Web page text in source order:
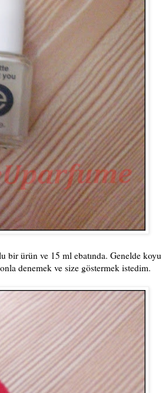
bir ürün ve 15 ml ebatında. Genelde koyu
denemek ve size göstermek istedim.